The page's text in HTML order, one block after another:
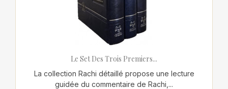
Le Set Des Trois Premiers...
La collection Rachi détaillé propose une lecture
guidée du commentaire de Rachi,...